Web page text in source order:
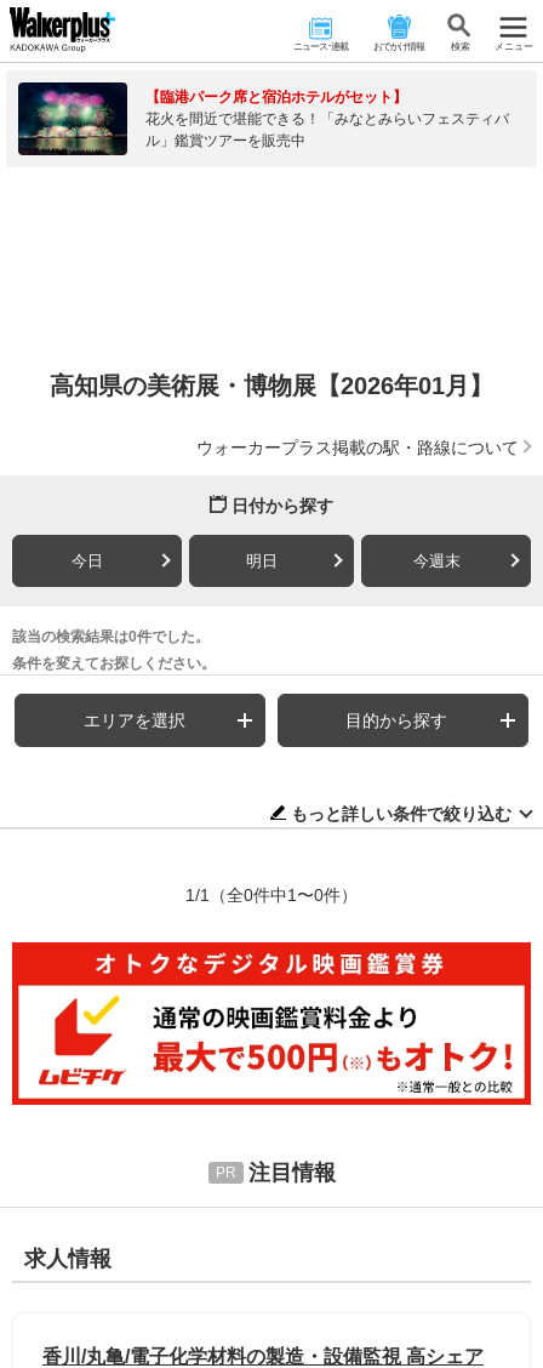
ニュース･連載 おでかけ情報 検 索 メニュー
【臨港パーク席と宿泊ホテルがセット】
花火を間近で堪能できる！「みなとみらいフェスティバ
ル」鑑賞ツアーを販売中
高知県の美術展・博物展【2026年01月】
ウォーカープラス掲載の駅・路線について
日付から探す
今日 明日 今週末
該当の検索結果は0件でした。
条件を変えてお探しください。
エリアを選択 目的から探す
もっと詳しい条件で絞り込む
1/1 （全0件中1〜0件）
注目情報
求人情報
香川/丸亀/電子化学材料の製造・設備監視 高シェア